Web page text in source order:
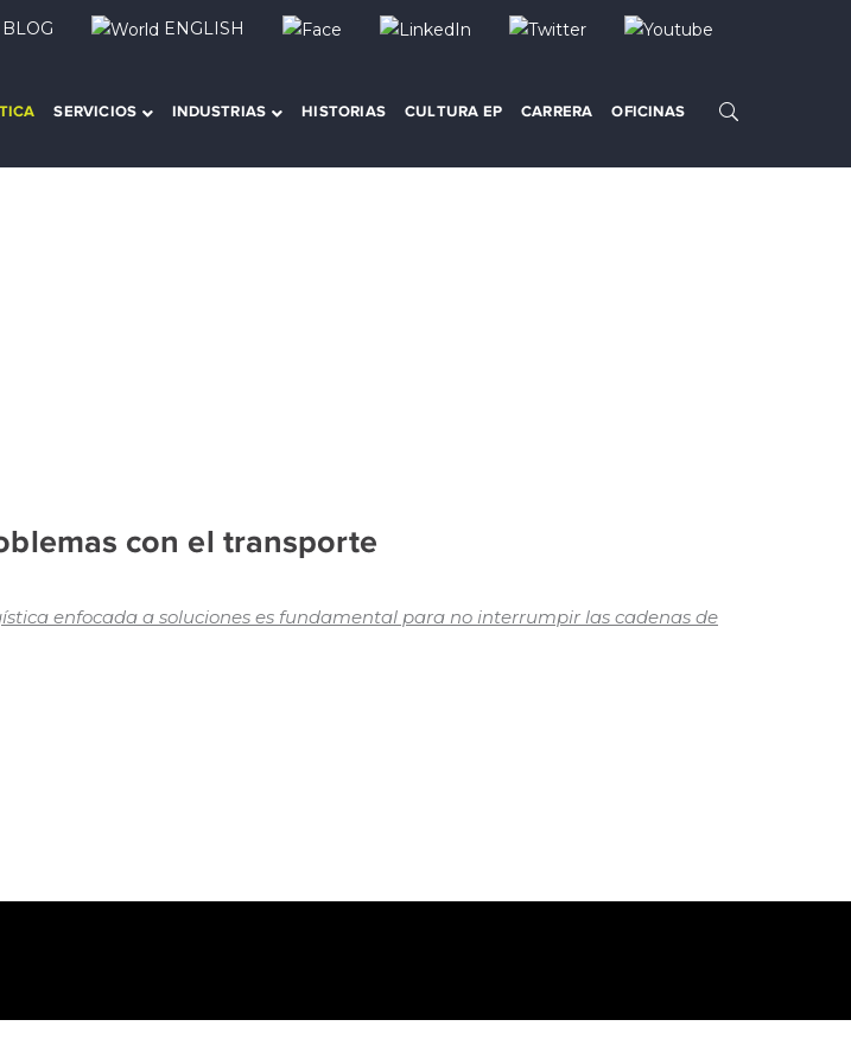
ENGLISH
SERVICIOS INDUSTRIAS HISTORIAS CULTURA EP CARRERA OFICINAS
con el transporte
enfocada a soluciones es fundamental para no interrumpir las cadenas de